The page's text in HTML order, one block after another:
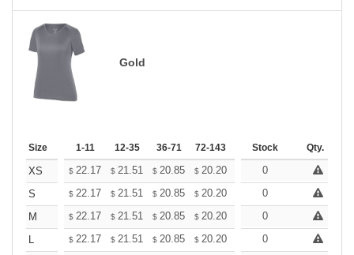
Gold
Size 1-11 12-35 36-71 72-143 144-287 288 + More
Stock Qty.
XS $ 22.17 $ 21.51 $ 20.85 $ 20.20 19.54
0
S
$ 22.17 $ 21.51 $ 20.85 $ 20.20 19.54
0
M
$ 22.17 $ 21.51 $ 20.85 $ 20.20 19.54
0
L
$ 22.17 $ 21.51 $ 20.85 $ 20.20 19.54
0